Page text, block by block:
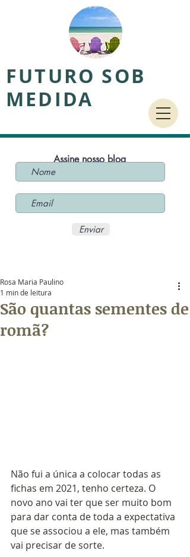
FUTURO SOB
MEDIDA
Assine nosso blog
Enviar
São quantas sementes de
romã?
Rosa Maria Paulino
1 min de leitura
Não fui a única a colocar todas as
fichas em 2021, tenho certeza. O
novo ano vai ter que ser muito bom
para dar conta de toda a expectativa
que se associou a ele, mas também
vai precisar de sorte.